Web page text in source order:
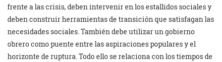
frente a las crisis, deben intervenir en los estallidos sociales y
deben construir herramientas de transición que satisfagan las
necesidades sociales. También debe utilizar un gobierno
obrero como puente entre las aspiraciones populares y el
horizonte de ruptura. Todo ello se relaciona con los tiempos de